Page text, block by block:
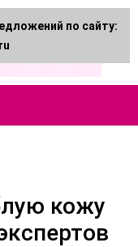
кожу
по сайту: